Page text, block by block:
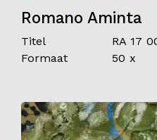
Romano Aminta
Titel
RA 17
Formaat
50 x